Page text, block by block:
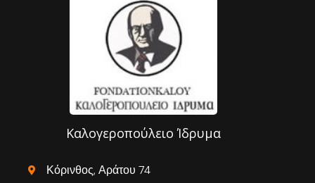
Καλογεροπούλειο Ίδρυμα
Κόρινθος, Αράτου 74